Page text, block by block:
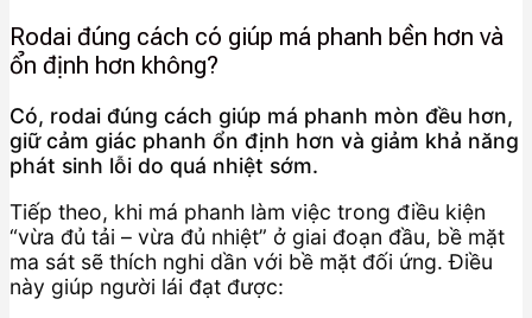
Rodai đúng cách có giúp má phanh bền hơn và
ổn định hơn không?
Có, rodai đúng cách giúp má phanh mòn đều hơn,
giữ cảm giác phanh ổn định hơn và giảm khả năng
phát sinh lỗi do quá nhiệt sớm.
Tiếp theo, khi má phanh làm việc trong điều kiện
“vừa đủ tải – vừa đủ nhiệt” ở giai đoạn đầu, bề mặt
ma sát sẽ thích nghi dần với bề mặt đối ứng. Điều
này giúp người lái đạt được: